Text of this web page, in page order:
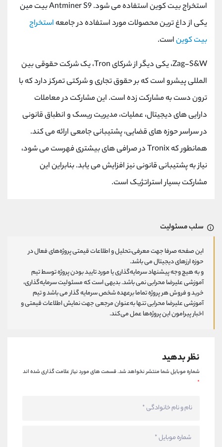
استخراج بیت ‌کوین استفاده می ‌شود. Antminer S9 بیت مین
یکی از داغ ترین محصولات مورد استفاده در جامعه استخراج
بیت کویناست.
Zag-S&W، یکی دیگر از شرکای Tron، یک شرکت حقوقی بین
المللی پیشرو است که بر حقوق تجاری و شرکتی تمرکز دارد که با
ترون دست به مشارکت زده است. این مشارکت در معاملات
دارایی های دیجیتال، عملیات، مدیریت ریسک و انطباق قانونی
در سراسر حوزه های قضایی، پشتیبانی جامعی ارائه می کند.
همانطور که Tronix در صرافی های بیشتری فهرست می شود،
نیاز به پشتیبانی قانونی نیز افزایش می یابد. بنابراین این
مشارکت بسیار استراتژیک است.
سلب مسئولیت
این صفحه صرفا جهت معرفی،تحلیل و اطلاعات قیمتی پروژه‌های فعال در
حوزه ارزهای دیجیتال می باشد.
و به هیچ وجه پیشنهاد سرمایه‌گذاری یا مورد تایید بودن پروژه توسط تیم
آموزشی علیرضا محرابی نمی باشد. بدیهی است که مسئولیت سرمایه‌گذاری،
خرید و فروش هر پروژه تماما برعهده شخص سرمایه گذار می باشد و تیم
آموزشی علیرضا محرابی تنها به‌عنوان مرجعی جهت نمایش اطلاعات قیمتی و
اخبار پیرامون این پروژه‌‌ها عمل می‌کند.
نظر بدهید
شماره موبایل شما منتشر نخواهد شد.قسمت های مورد نیاز علامت گذاری شده اند
*